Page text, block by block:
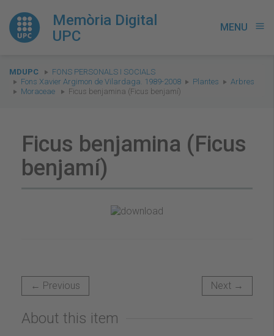
Memòria Digital
UPC
MENU menu
You
are
here:
MDUPC
FONS PERSONALS I SOCIALS
Fons Xavier Argimon de Vilardaga. 1989-2008
Plantes
Arbres
Moraceae
Ficus benjamina (Ficus benjamí)
Ficus benjamina (Ficus
benjamí)
← Previous Next →
About this item